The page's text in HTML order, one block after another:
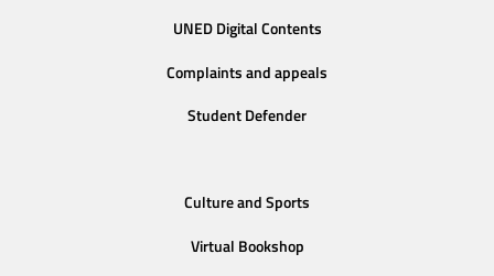
UNED Digital Contents
Complaints and appeals
Student Defender
Culture and Sports
Virtual Bookshop